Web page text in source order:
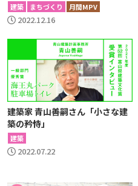
建築 まちづくり 月間MPV
2022.12.16
建築家 青山善嗣さん「小さな建
築の矜恃」
建築
2022.07.22